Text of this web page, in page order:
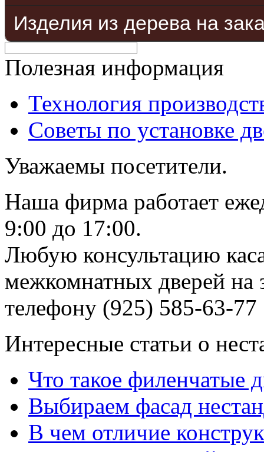
Изделия из дерева на
Полезная информация
Технология
Советы по установке
Уважаемы посетители.
Наша фирма работает
9:00 до 17:00.
Любую консультацию
межкомнатных дверей на
телефону (925) 585-63-77
Интересные статьи о
Что такое филенчатые
Выбираем фасад
В чем отличие